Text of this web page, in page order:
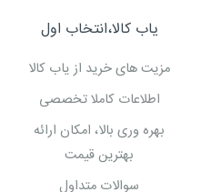
یاب کالا،انتخاب اول
مزیت های خرید از یاب کالا
اطلاعات کاملا تخصصی
بهره وری بالا، امکان ارائه
بهترین قیمت
سوالات متداول